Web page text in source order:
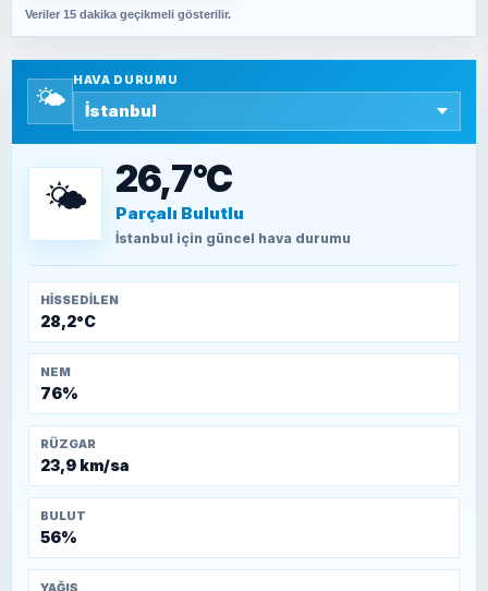
SAVAŞ ŞAHİN
SEYFULLAH ÇİÇEK
TEOMAN ALPASLAN
Kütahya-Eskişehir Muharebeleri (10-24
Veriler 15 dakika geçikmeli gösterilir.
🌤️
HAVA DURUMU
🌤️ 26,7°C
Parçalı Bulutlu
İstanbul için güncel hava durumu
HISSEDILEN
28,2°C
NEM
76%
RÜZGAR
23,9 km/sa
BULUT
56%
YAĞIŞ